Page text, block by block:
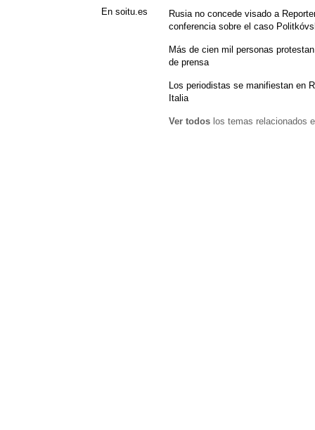
En soitu.es
Rusia no concede visado a
conferencia sobre el caso
Más de cien mil personas
de prensa
Los periodistas se manifiestan en
Italia
Ver todos los temas relacionados